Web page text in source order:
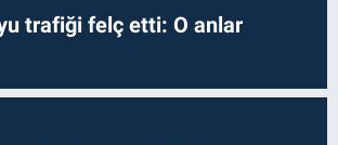
trafiği felç etti: O anlar